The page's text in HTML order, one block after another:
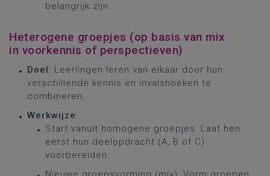
belangrijk zijn.
Heterogene groepjes (op basis van mix
in voorkennis of perspectieven)
Doel: Leerlingen leren van elkaar door hun
verschillende kennis en invalshoeken te
combineren.
Werkwijze:
Start vanuit homogene groepjes: Laat hen
eerst hun deelopdracht (A, B of C)
voorbereiden.